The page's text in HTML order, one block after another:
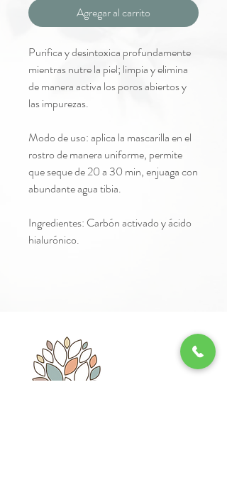
Agregar al carrito
Purifica y desintoxica profundamente
mientras nutre la piel; limpia y elimina
de manera activa los poros abiertos y
las impurezas.
Modo de uso: aplica la mascarilla en el
rostro de manera uniforme, permite
que seque de 20 a 30 min, enjuaga con
abundante agua tibia.
Ingredientes: Carbón activado y ácido
hialurónico.